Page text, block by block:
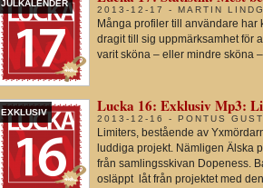
JULKALENDER
2013-12-17 - MARTIN
Många profiler till användare har
dragit till sig uppmärksamhet för
varit sköna – eller mindre sköna
EXKLUSIV Lucka 16: Exklusiv Mp3:
2013-12-16 - PONTUS
Limiters, bestående av
luddiga projekt. Nämligen Älska
från samlingsskivan Dopeness.
osläppt låt från projektet med